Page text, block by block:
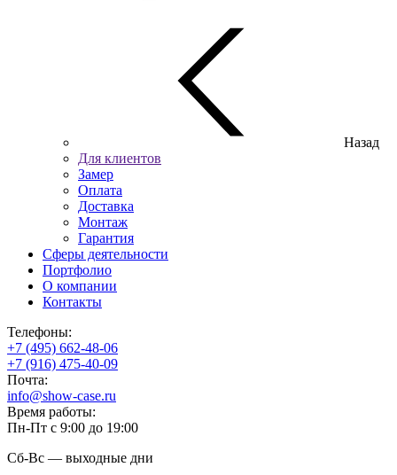
Назад
Для клиентов
Замер
Оплата
Доставка
Монтаж
Гарантия
Сферы деятельности
Портфолио
О компании
Контакты
Телефоны:
+7 (495) 662-48-06
+7 (916) 475-40-09
Почта:
info@show-case.ru
Время работы:
Пн-Пт с 9:00 до 19:00
Сб-Вс — выходные дни